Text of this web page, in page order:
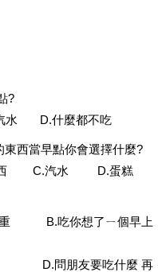
?
D.什麼都不吃
西當早點你會選擇什麼?
C.汽水 D.蛋糕
B.吃你想了ㄧ個早上
朋友要吃什麼 再